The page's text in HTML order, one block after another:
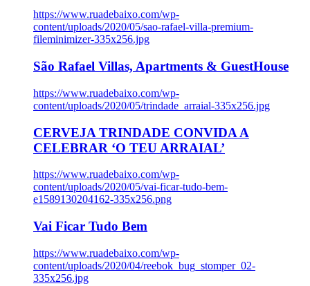
https://www.ruadebaixo.com/wp-
content/uploads/2020/05/sao-rafael-villa-premium-
fileminimizer-335x256.jpg
São Rafael Villas, Apartments & GuestHouse
https://www.ruadebaixo.com/wp-
content/uploads/2020/05/trindade_arraial-335x256.jpg
CERVEJA TRINDADE CONVIDA A
CELEBRAR ‘O TEU ARRAIAL’
https://www.ruadebaixo.com/wp-
content/uploads/2020/05/vai-ficar-tudo-bem-
e1589130204162-335x256.png
Vai Ficar Tudo Bem
https://www.ruadebaixo.com/wp-
content/uploads/2020/04/reebok_bug_stomper_02-
335x256.jpg